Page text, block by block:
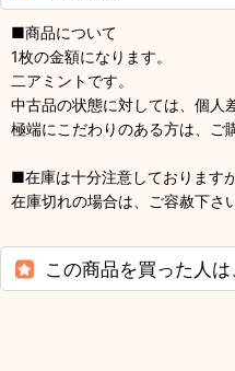
■商品について
1枚の金額になります。
二アミントです。
中古品の状態に対しては、個人
極端にこだわりのある方は、ご
■在庫は十分注意しております
在庫切れの場合は、ご容赦下さい
この商品を買った人